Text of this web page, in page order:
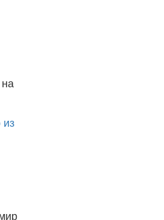
на
из